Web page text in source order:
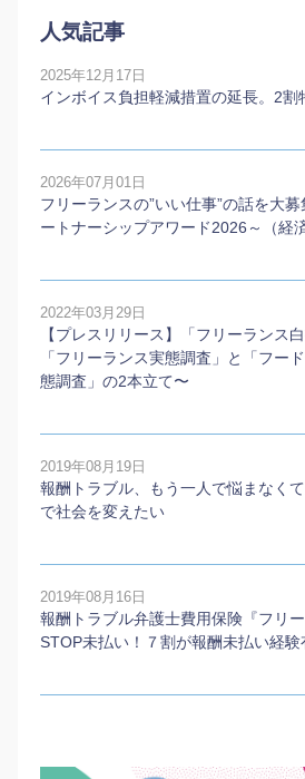
人気記事
2025年12月17日
インボイス負担軽減措置の延長。2割
2026年07月01日
フリーランスの”いい仕事”の話を大
ートナーシップアワード2026～（経
2022年03月29日
【プレスリリース】「フリーランス
「フリーランス実態調査」と「フー
態調査」の2本⽴て〜
2019年08月19日
報酬トラブル、もう一人で悩まなく
で社会を変えたい
2019年08月16日
報酬トラブル弁護士費用保険『フリ
STOP未払い！７割が報酬未払い経験